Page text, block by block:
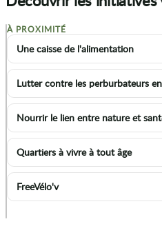
+
−
À PROXIMITÉ
Une caisse de l'alimentation
Lutter contre les perburbateurs
Nourrir le lien entre nature et
Quartiers à vivre à tout âge
FreeVélo'v